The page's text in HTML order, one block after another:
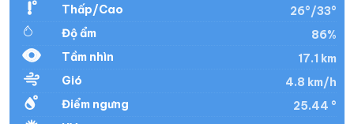
Thấp/Cao
26°/33°
Độ ẩm
86%
Tầm nhìn
17.1 km
Gió
4.8 km/h
Điểm ngưng
25.44 °